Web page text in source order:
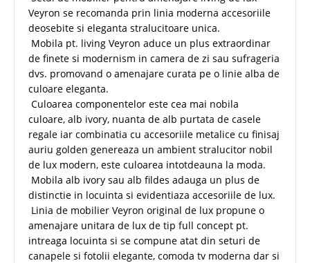
Veyron se recomanda prin linia moderna accesoriile
deosebite si eleganta stralucitoare unica.
Mobila pt. living Veyron aduce un plus extraordinar
de finete si modernism in camera de zi sau sufrageria
dvs. promovand o amenajare curata pe o linie alba de
culoare eleganta.
Culoarea componentelor este cea mai nobila
culoare, alb ivory, nuanta de alb purtata de casele
regale iar combinatia cu accesoriile metalice cu finisaj
auriu golden genereaza un ambient stralucitor nobil
de lux modern, este culoarea intotdeauna la moda.
Mobila alb ivory sau alb fildes adauga un plus de
distinctie in locuinta si evidentiaza accesoriile de lux.
Linia de mobilier Veyron original de lux propune o
amenajare unitara de lux de tip full concept pt.
intreaga locuinta si se compune atat din seturi de
canapele si fotolii elegante, comoda tv moderna dar si